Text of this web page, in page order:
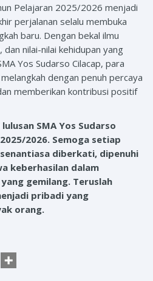
Pelajaran 2025/2026 menjadi
perjalanan selalu membuka
baru. Dengan bekal ilmu
nilai-nilai kehidupan yang
Yos Sudarso Cilacap, para
dengan penuh percaya
memberikan kontribusi positif
SMA Yos Sudarso
2026. Semoga setiap
diberkati, dipenuhi
keberhasilan dalam
gemilang. Teruslah
pribadi yang
orang.